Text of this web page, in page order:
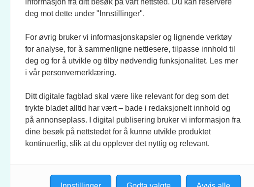
EVEN FINSRUD
BIDRAGSYTERE:
MAREN DUAAS, RONJA
SAGSTUEN LARSEN, KNUT
LØVÅS, ANLOV PETER
SKAANSAR, EINAR STRAY,
TELLEF ØGRIM.
STILLINGSANNONSER:
UTGIVER:
CREO –
KUNST OG
informasjon fra ditt besøk på vårt nettsted. Du kan reservere
deg mot dette under "Innstillinger".
For øvrig bruker vi informasjonskapsler og lignende verktøy
for analyse, for å sammenligne nettlesere, tilpasse innhold til
deg og for å utvikle og tilby nødvendig funksjonalitet. Les mer
i vår personvernerklæring.
Ditt digitale fagblad skal være like relevant for deg som det
trykte bladet alltid har vært – bade i redaksjonelt innhold og
på annonseplass. I digital publisering bruker vi informasjon fra
dine besøk på nettstedet for å kunne utvikle produktet
kontinuerlig, slik at du opplever det nyttig og relevant.